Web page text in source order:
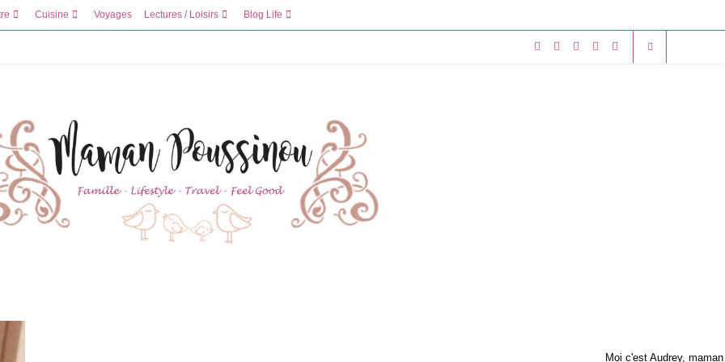
Cuisine Voyages Lectures / Loisirs Blog Life
Moi c'est Audrey,